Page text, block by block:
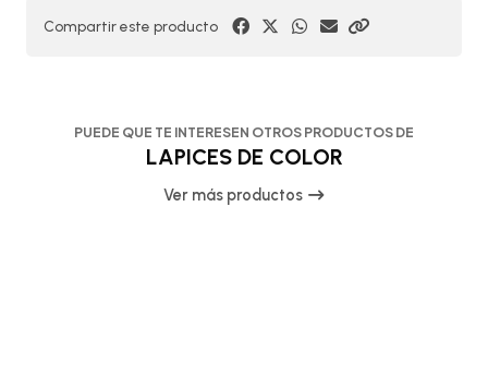
Compartir este producto
PUEDE QUE TE INTERESEN OTROS PRODUCTOS DE
LAPICES DE COLOR
Ver más productos